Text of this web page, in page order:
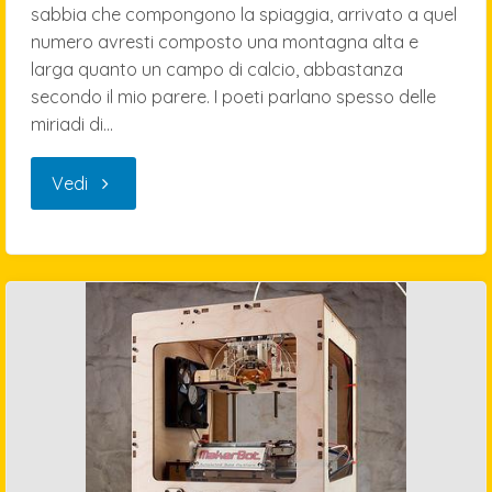
sabbia che compongono la spiaggia, arrivato a quel
numero avresti composto una montagna alta e
larga quanto un campo di calcio, abbastanza
secondo il mio parere. I poeti parlano spesso delle
miriadi di…
Vedi "El